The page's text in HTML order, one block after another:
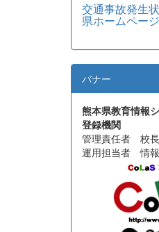
交通事故発生
県ホームページ
バナー
熊本県教育情報
登録機関
管理責任者 校長
運用担当者 情